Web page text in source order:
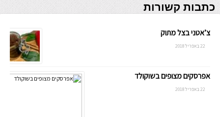
כתבות קשורות
צ’אטני בצל מתוק
22 באפריל 2018
אפרסקים מצופים בשוקולד
22 באפריל 2018